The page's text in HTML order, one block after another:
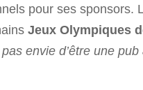
pour ses sponsors.
Jeux Olympiques
envie d’être une